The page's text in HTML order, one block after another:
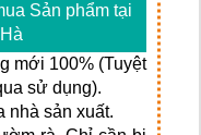
Sản phẩm tại
mới 100% (Tuyệt
sử dụng).
nhà sản xuất.